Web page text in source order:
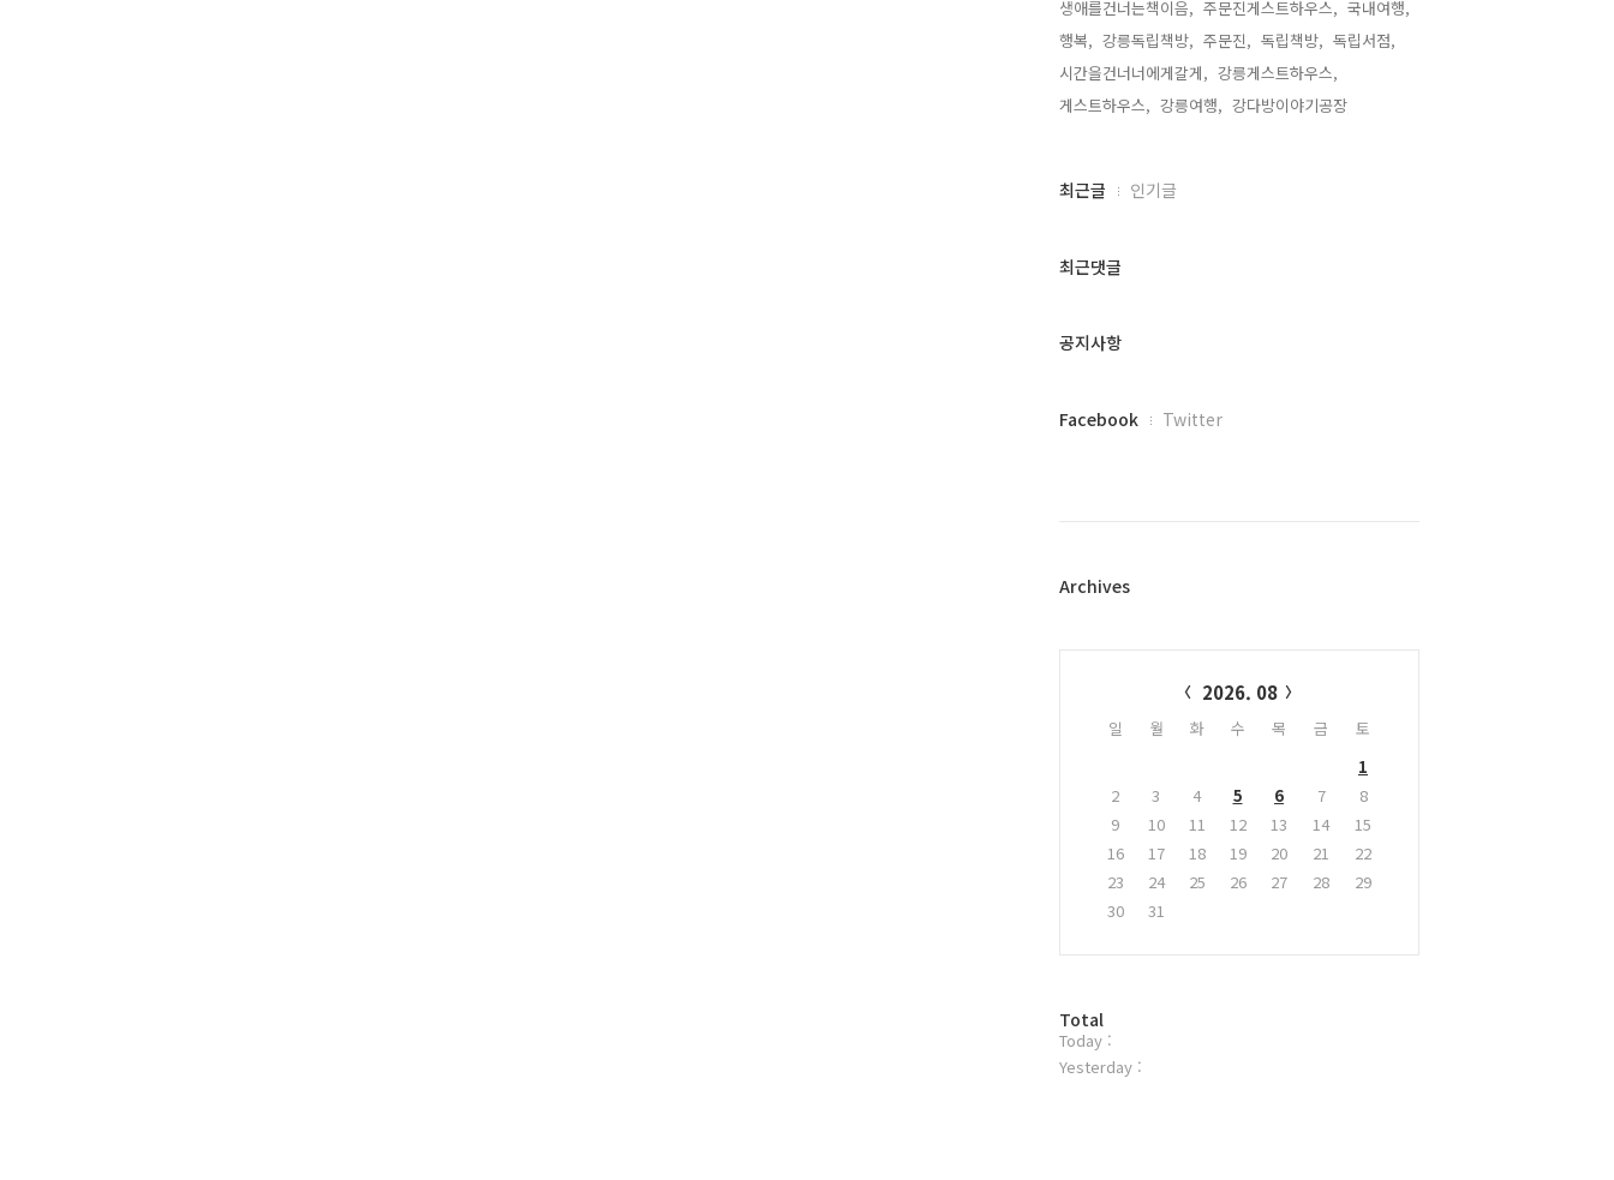
생애를건너는책이음, 주문진게스트하우스, 국내여행,
행복, 강릉독립책방, 주문진, 독립책방, 독립서점,
시간을건너너에게갈게, 강릉게스트하우스,
게스트하우스, 강릉여행, 강다방이야기공장,
최
과
글
최근글 인기글
최근댓글
공지사항
페
플
Facebook Twitter
Archives
2026. 08
일 월 화 수 목 금
토
1
2
3 4 5 6 7
8
9
10 11 12 13 14
15
16
17 18 19 20 21
22
23
24 25 26 27 28
29
30
31
방
문
자
Total
Today :
Yesterday :